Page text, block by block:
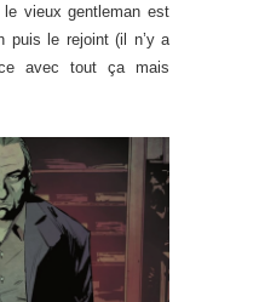
le vieux gentleman est
puis le rejoint (il n’y a
avec tout ça mais